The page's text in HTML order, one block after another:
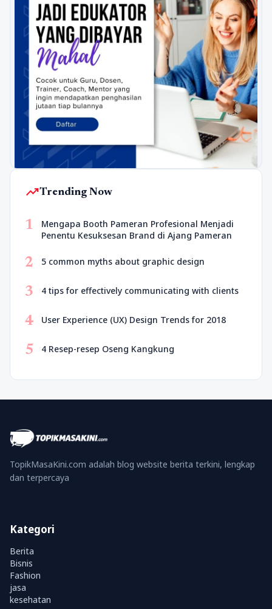
trending_upTrending Now
1
Mengapa Booth Pameran Profesional Menjadi
Penentu Kesuksesan Brand di Ajang Pameran
2 5 common myths about graphic design
3 4 tips for effectively communicating with clients
4 User Experience (UX) Design Trends for 2018
5 4 Resep-resep Oseng Kangkung
TopikMasaKini.com adalah blog website berita terkini, lengkap
dan terpercaya
Kategori
Berita
Bisnis
Fashion
jasa
kesehatan